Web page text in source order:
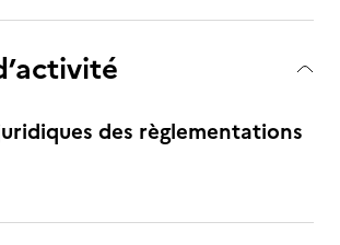
des règlementations